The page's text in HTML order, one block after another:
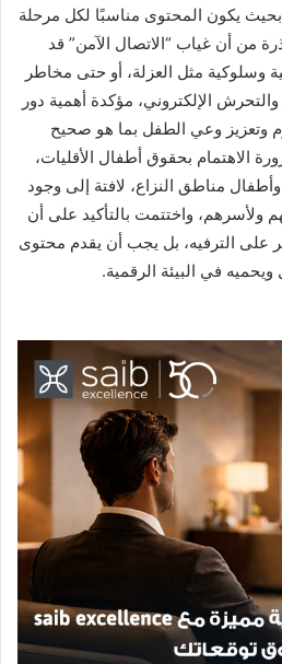
بحيث يكون المحتوى مناسبًا لكل مرحلة
من أن غياب “الاتصال الآمن” قد
وسلوكية مثل العزلة، أو حتى مخاطر
الإلكتروني، مؤكدة أهمية دور
وتعزيز وعي الطفل بما هو صحيح
بحقوق أطفال الأقليات،
مناطق النزاع، لافتة إلى وجود
ولأسرهم، واختتمت بالتأكيد على أن
على الترفيه، بل يجب أن يقدم محتوى
في البيئة الرقمية.